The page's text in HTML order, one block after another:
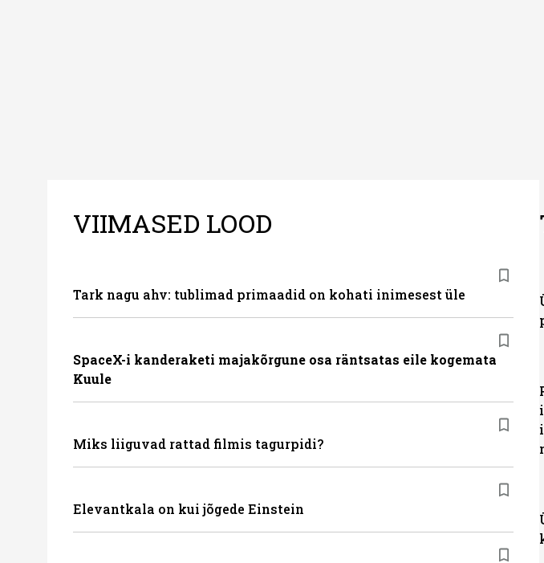
VIIMASED LOOD
Tark nagu ahv: tublimad primaadid on kohati inimesest üle
SpaceX-i kanderaketi majakõrgune osa räntsatas eile kogemata
Kuule
Miks liiguvad rattad filmis tagurpidi?
Elevantkala on kui jõgede Einstein